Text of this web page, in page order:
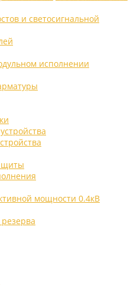
и светосигнальной
исполнении
щиты
мощности 0.4кВ